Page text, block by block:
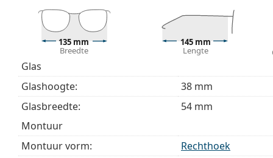
Het meegeleverde doekje is ideaal voor het
modellen worden geleverd met een stoffen zakje in
Bekijk het volledige assortimentbrillenvoor meer
bij het kiezen.
Het is een medisch hulpmiddel. Lees de instructies
135 mm
Breedte
145 mm
Lengte
Glas
Glashoogte:
38 mm
Glasbreedte:
54 mm
montuur
Montuur vorm:
Rechthoek